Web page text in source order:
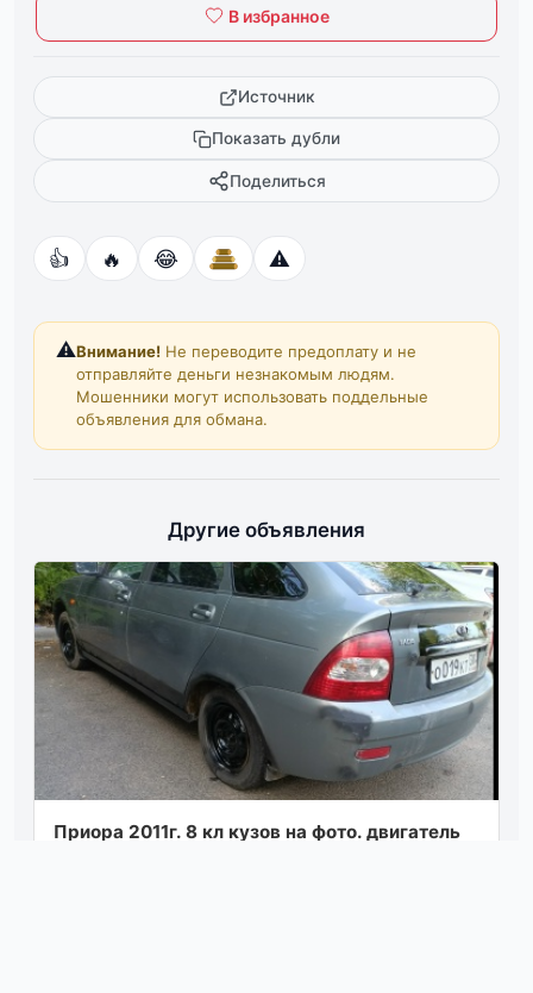
В избранное
Источник
Показать дубли
Поделиться
👍 🔥 😂 ⚠️
⚠️Внимание! Не переводите предоплату и не
отправляйте деньги незнакомым людям.
Мошенники могут использовать поддельные
объявления для обмана.
Другие объявления
Приора 2011г. 8 кл кузов на фото. двигатель